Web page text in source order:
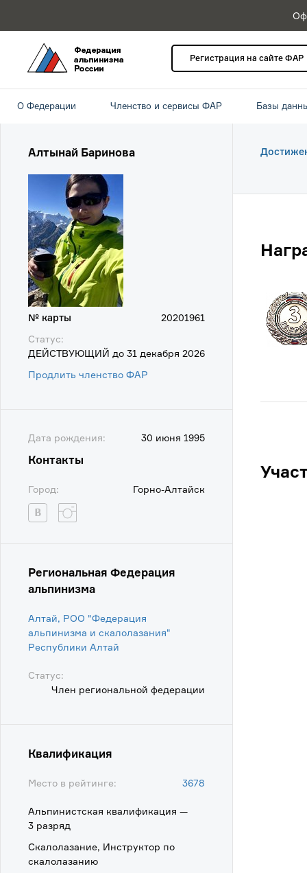
Регистрация на сайте ФАР
О Федерации Членство и сервисы ФАР Базы
Алтынай Баринова
№ карты
20201961
Статус:
ДЕЙСТВУЮЩИЙ до 31 декабря 2026
Продлить членство ФАР
Дата рождения: 30 июня 1995
Контакты
Город: Горно-Алтайск
Региональная Федерация
альпинизма
Алтай, РОО "Федерация
альпинизма и скалолазания"
Республики Алтай
Статус:
Член региональной федерации
Квалификация
Место в рейтинге: 3678
Альпинистская квалификация —
3 разряд
Скалолазание, Инструктор по
скалолазанию